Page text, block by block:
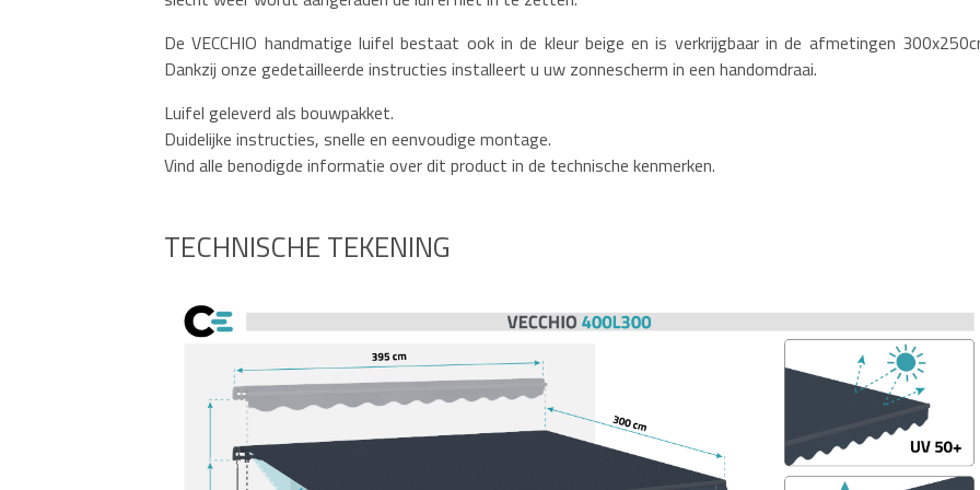
De VECCHIO handmatige luifel bestaat ook in de kleur beige en is verkrijgbaar in de afmetingen
Dankzij onze gedetailleerde instructies installeert u uw zonnescherm in een handomdraai.
Luifel geleverd als bouwpakket.
Duidelijke instructies, snelle en eenvoudige montage.
Vind alle benodigde informatie over dit product in de technische kenmerken.
TECHNISCHE TEKENING